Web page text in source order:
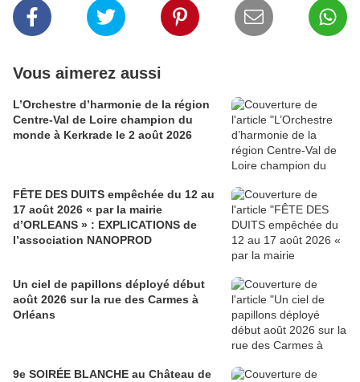
Vous aimerez aussi
L’Orchestre d’harmonie de la région
Centre-Val de Loire champion du
monde à Kerkrade le 2 août 2026
FÊTE DES DUITS empêchée du 12 au
17 août 2026 « par la mairie
d’ORLEANS » : EXPLICATIONS de
l’association NANOPROD
Un ciel de papillons déployé début
août 2026 sur la rue des Carmes à
Orléans
9e SOIRÉE BLANCHE au Château de